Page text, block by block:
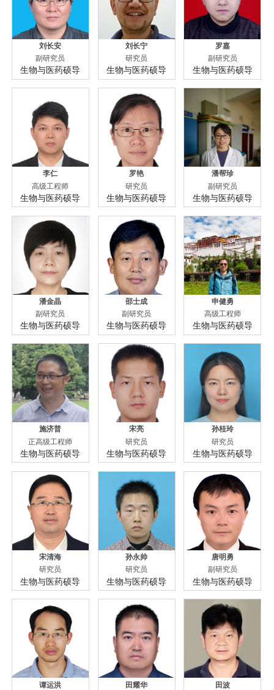
刘长安
副研究员
生物与医药硕导
刘长宁
研究员
生物与医药硕导
罗嘉
副研究员
生物与医药硕导
李仁
高级工程师
生物与医药硕导
罗艳
研究员
生物与医药硕导
潘帮珍
副研究员
生物与医药硕导
潘金晶
副研究员
生物与医药硕导
邵士成
副研究员
生物与医药硕导
申健勇
高级工程师
生物与医药硕导
施济普
正高级工程师
生物与医药硕导
宋亮
研究员
生物与医药硕导
孙桂玲
研究员
生物与医药硕导
宋清海
研究员
生物与医药硕导
孙永帅
研究员
生物与医药硕导
唐明勇
副研究员
生物与医药硕导
谭运洪
田耀华
田波